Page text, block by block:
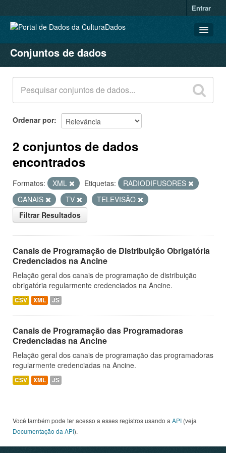
Entrar
CONJUNTOS DE DADOS
ORGANIZAÇÕES
GRUPOS
SOBRE
Conjuntos de dados
Ordenar por
2 conjuntos de dados
encontrados
Formatos: XML Etiquetas:
RADIODIFUSORES
CANAIS
TV
TELEVISÃO
Filtrar Resultados
Canais de Programação de Distribuição Obrigatória
Credenciados na Ancine
Relação geral dos canais de programação de distribuição
obrigatória regularmente credenciados na Ancine.
CSV XML JS
Canais de Programação das Programadoras
Credenciadas na Ancine
Relação geral dos canais de programação das programadoras
regularmente credenciadas na Ancine.
CSV XML JS
Você também pode ter acesso a esses registros usando a API (veja
Documentação da API).